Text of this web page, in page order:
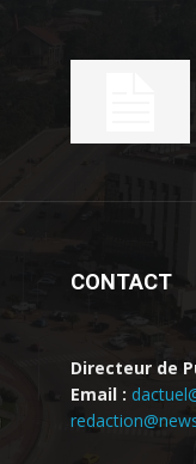
CONTACT
Directeur de
Email :